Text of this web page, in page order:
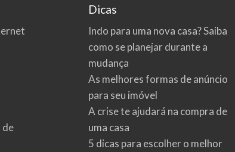
de
Dicas
Indo para uma nova casa? Saiba
como se planejar durante a
mudança
As melhores formas de anúncio
para seu imóvel
A crise te ajudará na compra de
uma casa
5 dicas para escolher o melhor